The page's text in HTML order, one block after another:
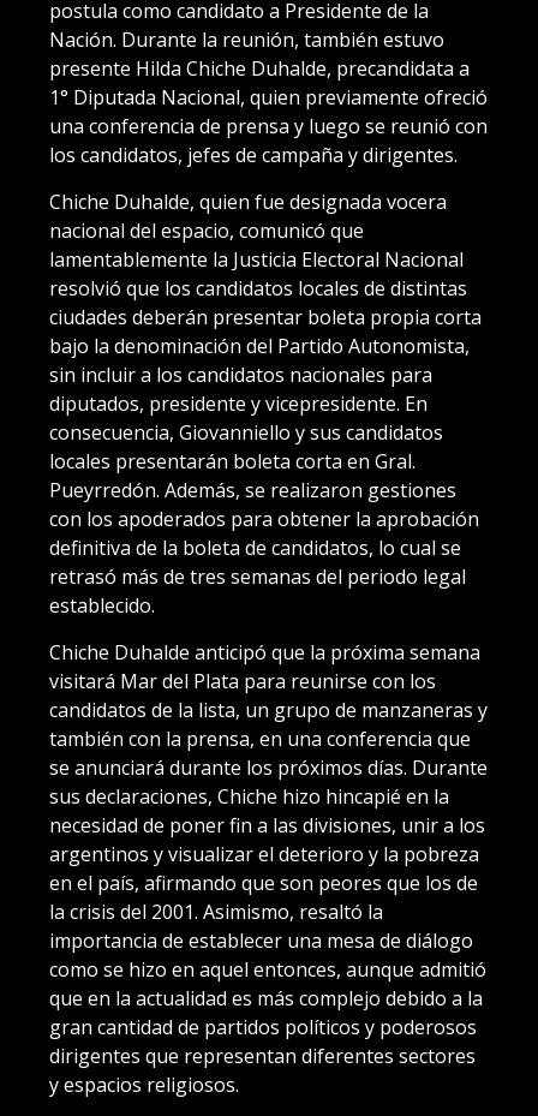
postula como candidato a Presidente de la
Nación. Durante la reunión, también estuvo
presente Hilda Chiche Duhalde, precandidata a
1° Diputada Nacional, quien previamente ofreció
una conferencia de prensa y luego se reunió con
los candidatos, jefes de campaña y dirigentes.
Chiche Duhalde, quien fue designada vocera
nacional del espacio, comunicó que
lamentablemente la Justicia Electoral Nacional
resolvió que los candidatos locales de distintas
ciudades deberán presentar boleta propia corta
bajo la denominación del Partido Autonomista,
sin incluir a los candidatos nacionales para
diputados, presidente y vicepresidente. En
consecuencia, Giovanniello y sus candidatos
locales presentarán boleta corta en Gral.
Pueyrredón. Además, se realizaron gestiones
con los apoderados para obtener la aprobación
definitiva de la boleta de candidatos, lo cual se
retrasó más de tres semanas del periodo legal
establecido.
Chiche Duhalde anticipó que la próxima semana
visitará Mar del Plata para reunirse con los
candidatos de la lista, un grupo de manzaneras y
también con la prensa, en una conferencia que
se anunciará durante los próximos días. Durante
sus declaraciones, Chiche hizo hincapié en la
necesidad de poner fin a las divisiones, unir a los
argentinos y visualizar el deterioro y la pobreza
en el país, afirmando que son peores que los de
la crisis del 2001. Asimismo, resaltó la
importancia de establecer una mesa de diálogo
como se hizo en aquel entonces, aunque admitió
que en la actualidad es más complejo debido a la
gran cantidad de partidos políticos y poderosos
dirigentes que representan diferentes sectores
y espacios religiosos.